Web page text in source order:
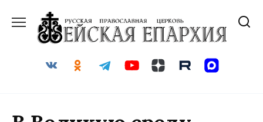
содержанию